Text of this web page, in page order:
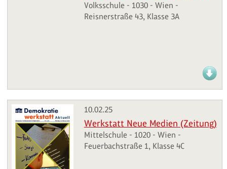
Volksschule - 1030 - Wien -
Reisnerstraße 43, Klasse 3A
10.02.25
Werkstatt Neue Medien (Zeitung)
Mittelschule - 1020 - Wien -
Feuerbachstraße 1, Klasse 4C